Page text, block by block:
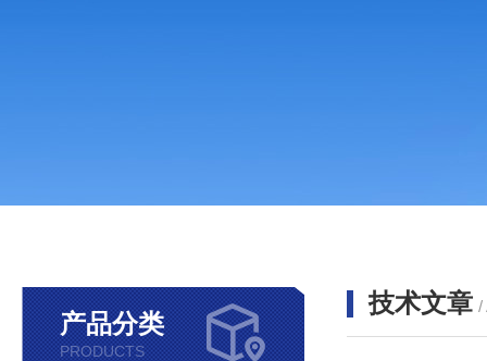
产品分类
PRODUCTS
技术文章 /